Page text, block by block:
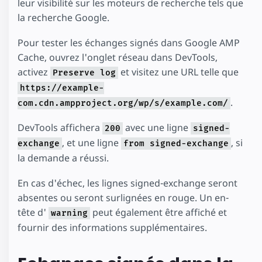
leur visibilité sur les moteurs de recherche tels que
la recherche Google.
Pour tester les échanges signés dans Google AMP
Cache, ouvrez l'onglet réseau dans DevTools,
activez Preserve log et visitez une URL telle que
https://example-
com.cdn.ampproject.org/wp/s/example.com/ .
DevTools affichera 200 avec une ligne signed-
exchange , et une ligne from signed-exchange , si
la demande a réussi.
En cas d'échec, les lignes signed-exchange seront
absentes ou seront surlignées en rouge. Un en-
tête d' warning peut également être affiché et
fournir des informations supplémentaires.